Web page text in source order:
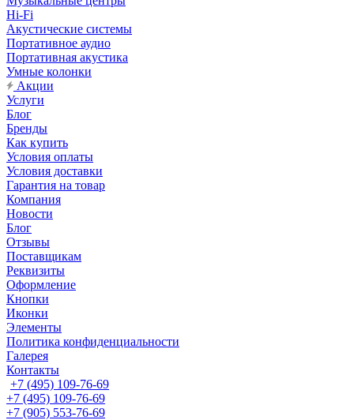
Hi-Fi
Акустические системы
Портативное аудио
Портативная акустика
Умные колонки
Акции
Услуги
Блог
Бренды
Как купить
Условия оплаты
Условия доставки
Гарантия на товар
Компания
Новости
Блог
Отзывы
Поставщикам
Реквизиты
Оформление
Кнопки
Иконки
Элементы
Политика конфиденциальности
Галерея
Контакты
+7 (495) 109-76-69
+7 (495) 109-76-69
+7 (905) 553-76-69